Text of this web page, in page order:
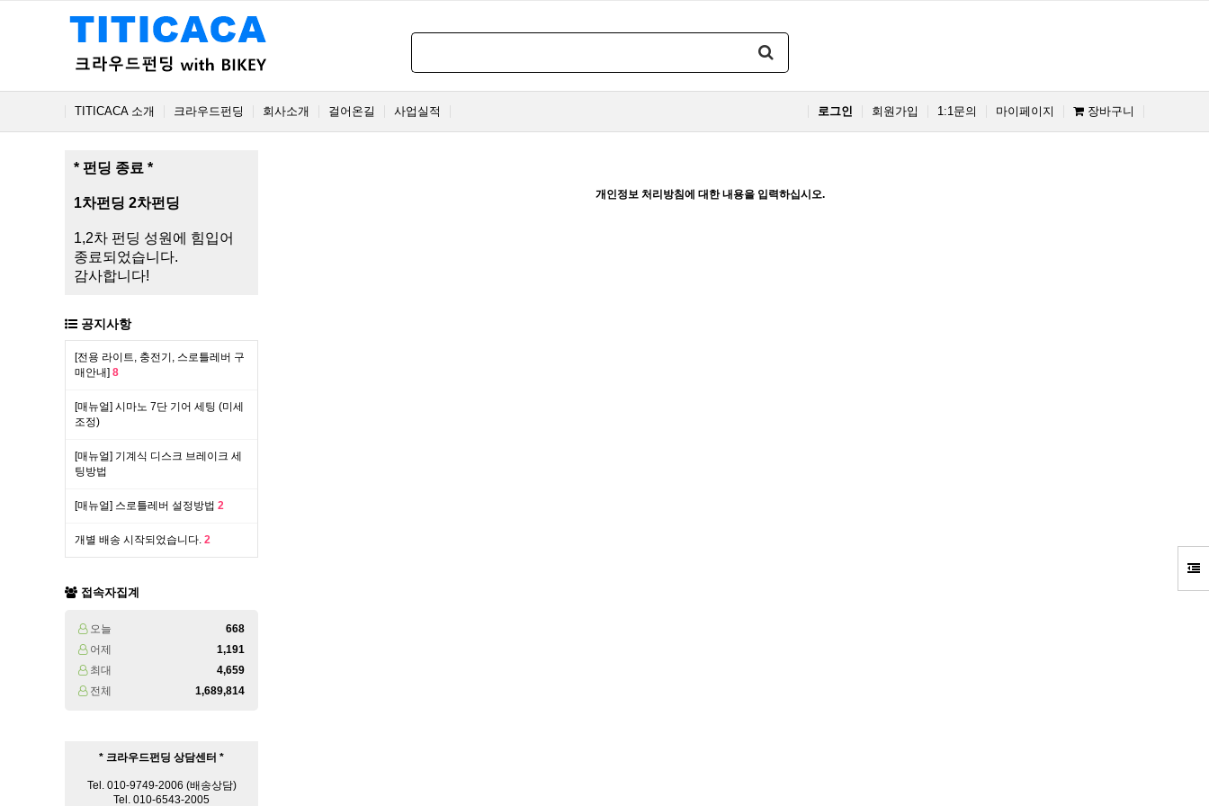
TITICACA 소개 크라우드펀딩 회사소개 걸어온길 사업실적 장바구니
마이페이지
1:1문의
회원가입
로그인
* 펀딩 종료 *
1차펀딩 2차펀딩
1,2차 펀딩 성원에 힘입어
종료되었습니다.
감사합니다!
공지사항
[전용 라이트, 충전기, 스로틀레버 구
매안내] 8
[매뉴얼] 시마노 7단 기어 세팅 (미세
조정)
[매뉴얼] 기계식 디스크 브레이크 세
팅방법
[매뉴얼] 스로틀레버 설정방법 2
개별 배송 시작되었습니다. 2
접속자집계
오늘
668
어제
1,191
최대
4,659
전체
1,689,814
* 크라우드펀딩 상담센터 *
Tel. 010-9749-2006 (배송상담)
Tel. 010-6543-2005
개인정보 처리방침에 대한 내용을 입력하십시오.